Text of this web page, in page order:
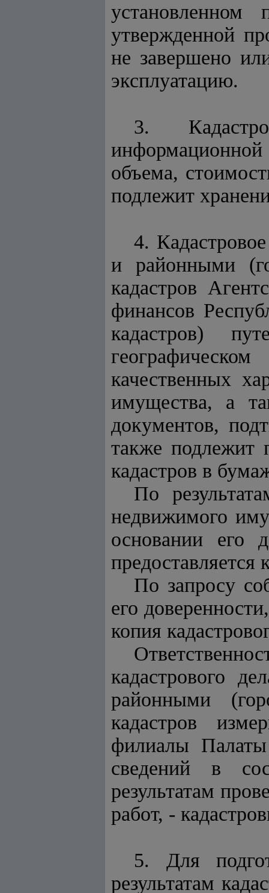
установленном
утвержденной
не завершено
эксплуатацию.
3.
информационной
объема,
подлежит
4.
и районными
кадастров
финансов
кадастров)
качественных
имущества, а
документов,
также подлежит
кадастров в
По
недвижимого
основании его
предоставляется
По запросу
его
копия
кадастрового
районными
кадастров
филиалы Палаты
сведений в
результатам
работ, -
5. Для
результатам